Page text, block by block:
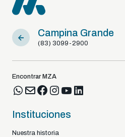
Campina Grande
(83) 3099-2900
Encontrar MZA
Instituciones
Nuestra historia